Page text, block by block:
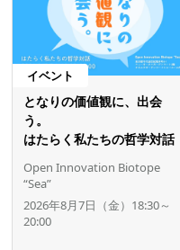
イベント
となりの価値観に、出会
う。
はたらく私たちの哲学対話
Open Innovation Biotope
“Sea”
2026年8月7日（金）18:30～
20:00